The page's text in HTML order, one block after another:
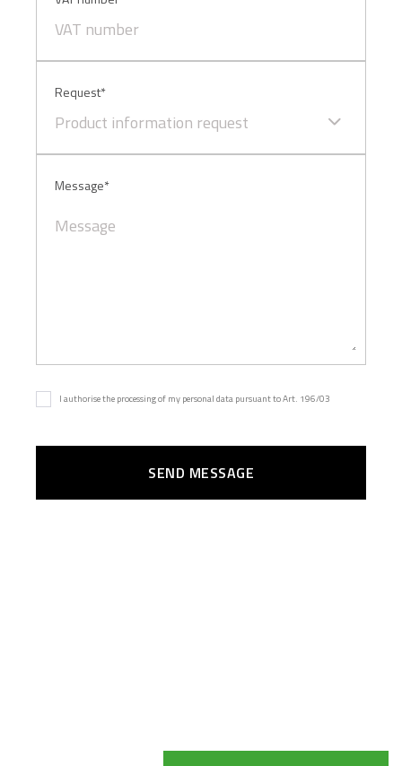
Request*
Product information request
Message*
I authorise the processing of my personal data pursuant to Art. 196/03